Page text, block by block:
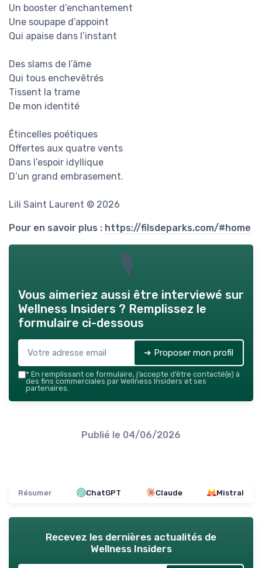
Un booster d’enchantement
Une soupape d’appoint
Qui apaise dans l’instant
Des slams de l’âme
Qui tous enchevêtrés
Tissent la trame
De mon identité
Étincelles poétiques
Offertes aux quatre vents
Dans l’espoir idyllique
D’un grand embrasement.
Lili Saint Laurent © 2026
Pour en savoir plus : https://filsdeparks.com/#home
🎙
Vous aimeriez aussi être interviewé sur
Wellness Insiders ? Remplissez le
formulaire ci-dessous
➔ Proposer mon profil
* En remplissant ce formulaire, j’accepte d’être contacté(e) à
des fins commerciales par Wellness Insiders et ses
partenaires.
Publié le 04/06/2026
Résumer ChatGPT Claude Mistral
Recevez les dernières actualités de
Wellness Insiders